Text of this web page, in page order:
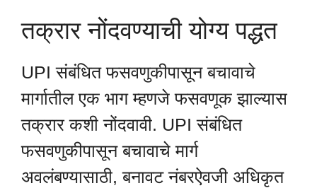
तक्रार नोंदवण्याची योग्य पद्धत
UPI संबंधित फसवणुकीपासून बचावाचे
मार्गातील एक भाग म्हणजे फसवणूक झाल्यास
तक्रार कशी नोंदवावी. UPI संबंधित
फसवणुकीपासून बचावाचे मार्ग
अवलंबण्यासाठी, बनावट नंबरऐवजी अधिकृत